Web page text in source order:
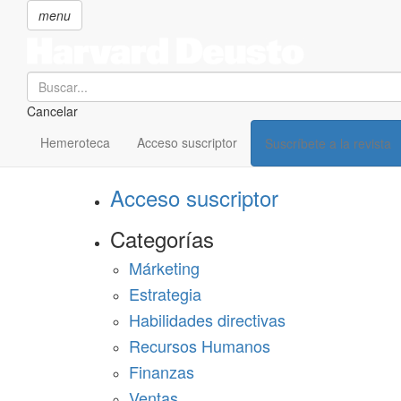
menu
Search
Cancelar
Hemeroteca Acceso suscriptor Suscríbete a la revista
SECCIONES
Suscríbete a Harvard Deusto
Acceso suscriptor
Categorías
Márketing
Estrategia
Habilidades directivas
Recursos Humanos
Finanzas